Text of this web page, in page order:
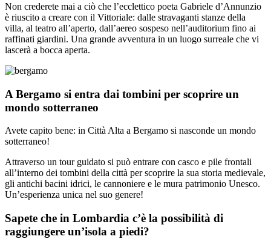
Non crederete mai a ciò che l’ecclettico poeta Gabriele d’Annunzio
è riuscito a creare con il Vittoriale: dalle stravaganti stanze della
villa, al teatro all’aperto, dall’aereo sospeso nell’auditorium fino ai
raffinati giardini. Una grande avventura in un luogo surreale che vi
lascerà a bocca aperta.
A Bergamo si entra dai tombini per scoprire un
mondo sotterraneo
Avete capito bene: in Città Alta a Bergamo si nasconde un mondo
sotterraneo!
Attraverso un tour guidato si può entrare con casco e pile frontali
all’interno dei tombini della città per scoprire la sua storia medievale,
gli antichi bacini idrici, le cannoniere e le mura patrimonio Unesco.
Un’esperienza unica nel suo genere!
Sapete che in Lombardia c’è la possibilità di
raggiungere un’isola a piedi?